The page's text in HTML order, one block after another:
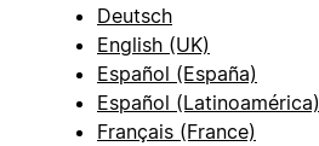
Deutsch
English (UK)
Español (España)
Español (Latinoamérica)
Français (France)